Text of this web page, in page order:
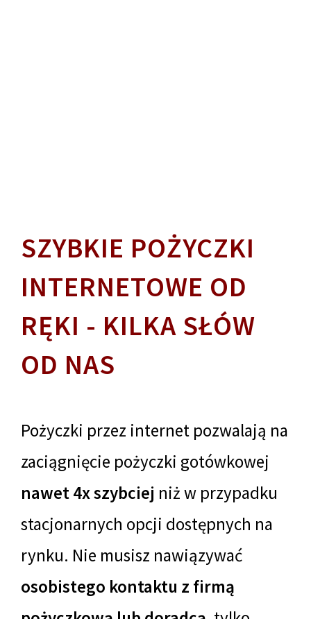
SZYBKIE POŻYCZKI
INTERNETOWE OD
RĘKI - KILKA SŁÓW
OD NAS
Pożyczki przez internet pozwalają na
zaciągnięcie pożyczki gotówkowej
nawet 4x szybciej niż w przypadku
stacjonarnych opcji dostępnych na
rynku. Nie musisz nawiązywać
osobistego kontaktu z firmą